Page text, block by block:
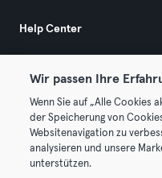
Help Center
© 2026 Urban Sports
Terms & Conditions
Wir passen Ihre
Wenn Sie auf „Alle Cookies
der Speicherung von
Websitenavigation zu
analysieren und unsere
unterstützen.